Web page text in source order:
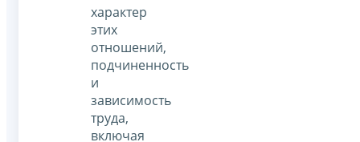
характер
этих
отношений,
подчиненность
и
зависимость
труда,
включая